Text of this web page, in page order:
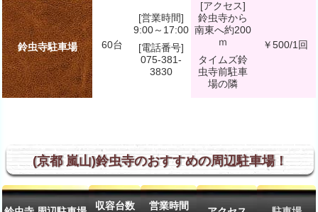
鈴虫寺駐車場 60台
[営業時間]
9:00～17:00
[電話番号]
075-381-
3830
[アクセス]
鈴虫寺から
南東へ約200
ｍ
タイムズ鈴
虫寺前駐車
場の隣
￥500/1回
(京都 嵐山)鈴虫寺のおすすめの周辺駐車場！
収容台数
営業時間